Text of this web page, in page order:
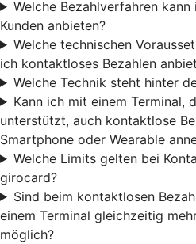
Welche Bezahlverfahren kann
Kunden anbieten?
Welche technischen
ich kontaktloses Bezahlen
Welche Technik steht hinter
Kann ich mit einem Terminal,
unterstützt, auch kontaktlose
Smartphone oder Wearable
Welche Limits gelten bei
girocard?
Sind beim kontaktlosen
einem Terminal gleichzeitig
möglich?